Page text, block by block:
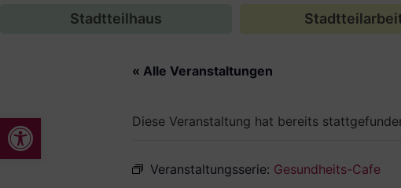
Werkzeugleiste öffnen
Stadtteilhaus
« Alle Veranstaltungen
Diese Veranstaltung hat bereits
Veranstaltungsserie: Gesundheits-Cafe